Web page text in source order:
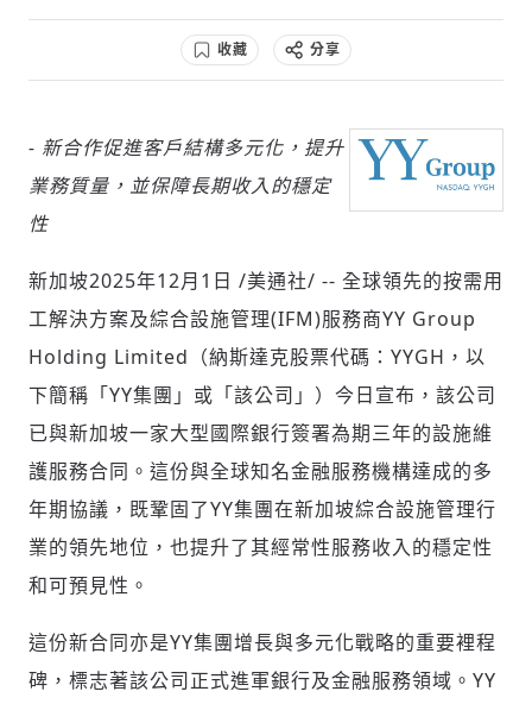
社會
人文
收藏 分享
- 新合作促進客戶結構多元化，提升
業務質量，並保障長期收入的穩定
性
新加坡2025年12月1日 /美通社/ -- 全球領先的按需用
工解決方案及綜合設施管理(IFM)服務商YY Group
Holding Limited（納斯達克股票代碼：YYGH，以
下簡稱「YY集團」或「該公司」）今日宣布，該公司
已與新加坡一家大型國際銀行簽署為期三年的設施維
護服務合同。這份與全球知名金融服務機構達成的多
年期協議，既鞏固了YY集團在新加坡綜合設施管理行
業的領先地位，也提升了其經常性服務收入的穩定性
和可預見性。
這份新合同亦是YY集團增長與多元化戰略的重要裡程
碑，標志著該公司正式進軍銀行及金融服務領域。YY